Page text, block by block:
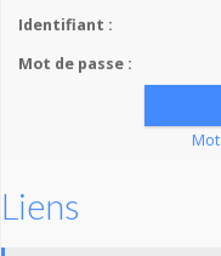
Identifiant :
Mot de passe :
Liens